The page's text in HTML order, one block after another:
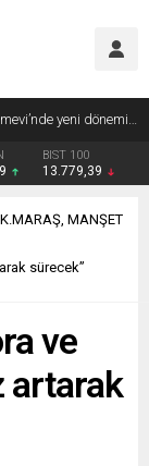
Coşkusu
BIST 100
13.779,39
K.MARAŞ, MANŞET
sürecek”
ve
artarak